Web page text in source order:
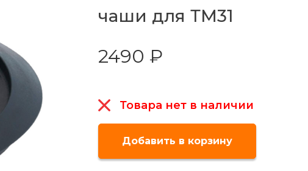
чаши для ТМ31
2490 ₽
Товара нет в наличии